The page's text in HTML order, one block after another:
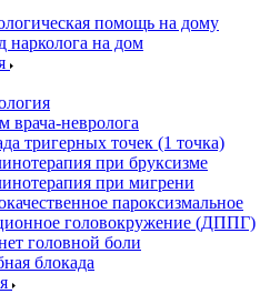
помощь на дому
нарколога на дом
врача-невролога
тригерных точек (1 точка)
при бруксизме
при мигрени
пароксизмальное
головокружение (ДППГ)
головной боли
блокада